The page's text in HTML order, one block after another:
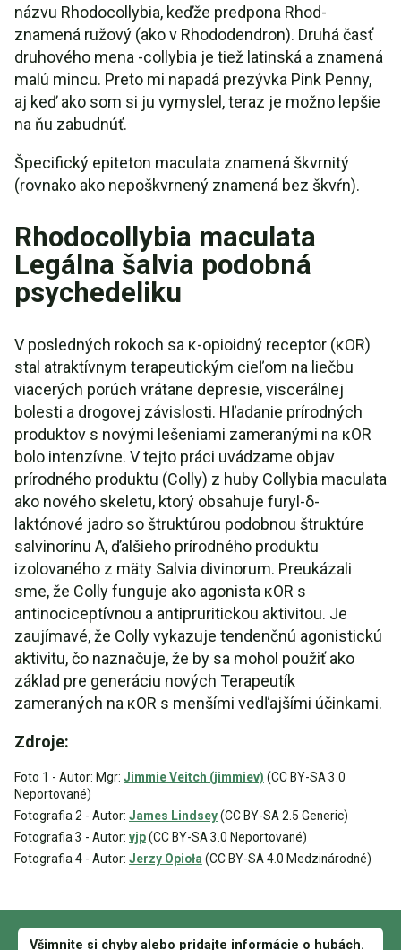
názvu Rhodocollybia, keďže predpona Rhod-
znamená ružový (ako v Rhododendron). Druhá časť
druhového mena -collybia je tiež latinská a znamená
malú mincu. Preto mi napadá prezývka Pink Penny,
aj keď ako som si ju vymyslel, teraz je možno lepšie
na ňu zabudnúť.
Špecifický epiteton maculata znamená škvrnitý
(rovnako ako nepoškvrnený znamená bez škvŕn).
Rhodocollybia maculata
Legálna šalvia podobná
psychedeliku
V posledných rokoch sa κ-opioidný receptor (κOR)
stal atraktívnym terapeutickým cieľom na liečbu
viacerých porúch vrátane depresie, viscerálnej
bolesti a drogovej závislosti. Hľadanie prírodných
produktov s novými lešeniami zameranými na κOR
bolo intenzívne. V tejto práci uvádzame objav
prírodného produktu (Colly) z huby Collybia maculata
ako nového skeletu, ktorý obsahuje furyl-δ-
laktónové jadro so štruktúrou podobnou štruktúre
salvinorínu A, ďalšieho prírodného produktu
izolovaného z mäty Salvia divinorum. Preukázali
sme, že Colly funguje ako agonista κOR s
antinociceptívnou a antipruritickou aktivitou. Je
zaujímavé, že Colly vykazuje tendenčnú agonistickú
aktivitu, čo naznačuje, že by sa mohol použiť ako
základ pre generáciu nových Terapeutík
zameraných na κOR s menšími vedľajšími účinkami.
Zdroje:
Foto 1 - Autor: Mgr: Jimmie Veitch (jimmiev) (CC BY-SA 3.0
Neportované)
Fotografia 2 - Autor: James Lindsey(CC BY-SA 2.5 Generic)
Fotografia 3 - Autor: vjp(CC BY-SA 3.0 Neportované)
Fotografia 4 - Autor: Jerzy Opioła (CC BY-SA 4.0 Medzinárodné)